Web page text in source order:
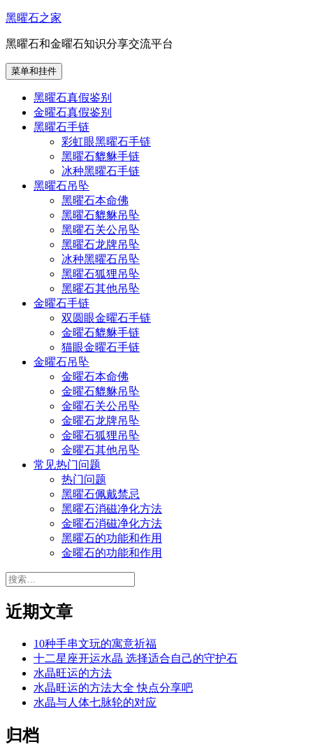
跳
内
容
黑曜石之家
黑曜石和金曜石知识分享交流平台
菜单和挂件
黑曜石真假鉴别
金曜石真假鉴别
黑曜石手链
彩虹眼黑曜石手链
黑曜石貔貅手链
冰种黑曜石手链
黑曜石吊坠
黑曜石本命佛
黑曜石貔貅吊坠
黑曜石关公吊坠
黑曜石龙牌吊坠
冰种黑曜石吊坠
黑曜石狐狸吊坠
黑曜石其他吊坠
金曜石手链
双圆眼金曜石手链
金曜石貔貅手链
猫眼金曜石手链
金曜石吊坠
金曜石本命佛
金曜石貔貅吊坠
金曜石关公吊坠
金曜石龙牌吊坠
金曜石狐狸吊坠
金曜石其他吊坠
常见热门问题
热门问题
黑曜石佩戴禁忌
黑曜石消磁净化方法
金曜石消磁净化方法
黑曜石的功能和作用
金曜石的功能和作用
搜
近期文章
10种手串文玩的寓意祈福
十二星座开运水晶 选择适合自己的守护石
水晶旺运的方法
水晶旺运的方法大全 快点分享吧
水晶与人体七脉轮的对应
归档